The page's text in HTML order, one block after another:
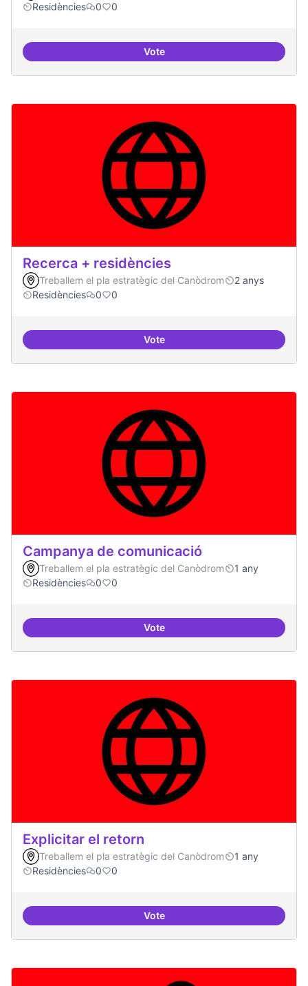
Residències
0 0
Vote Comunitat
Recerca + residències
Treballem el pla estratègic del Canòdrom
2 anys
Residències
0 0
VoteRecerca + residències
Campanya de comunicació
Treballem el pla estratègic del Canòdrom
1 any
Residències
0 0
VoteCampanya de comunicació
Explicitar el retorn
Treballem el pla estratègic del Canòdrom
1 any
Residències
0 0
VoteExplicitar el retorn